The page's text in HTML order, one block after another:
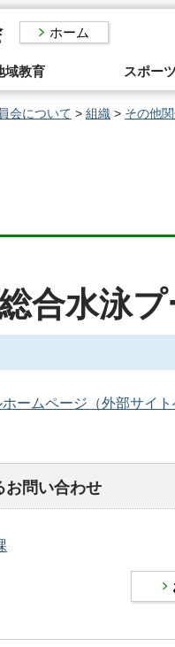
ホーム
域教育 スポーツ
会について > 組織 > その他
合水泳
ームページ（外部サイト
お問い合わせ